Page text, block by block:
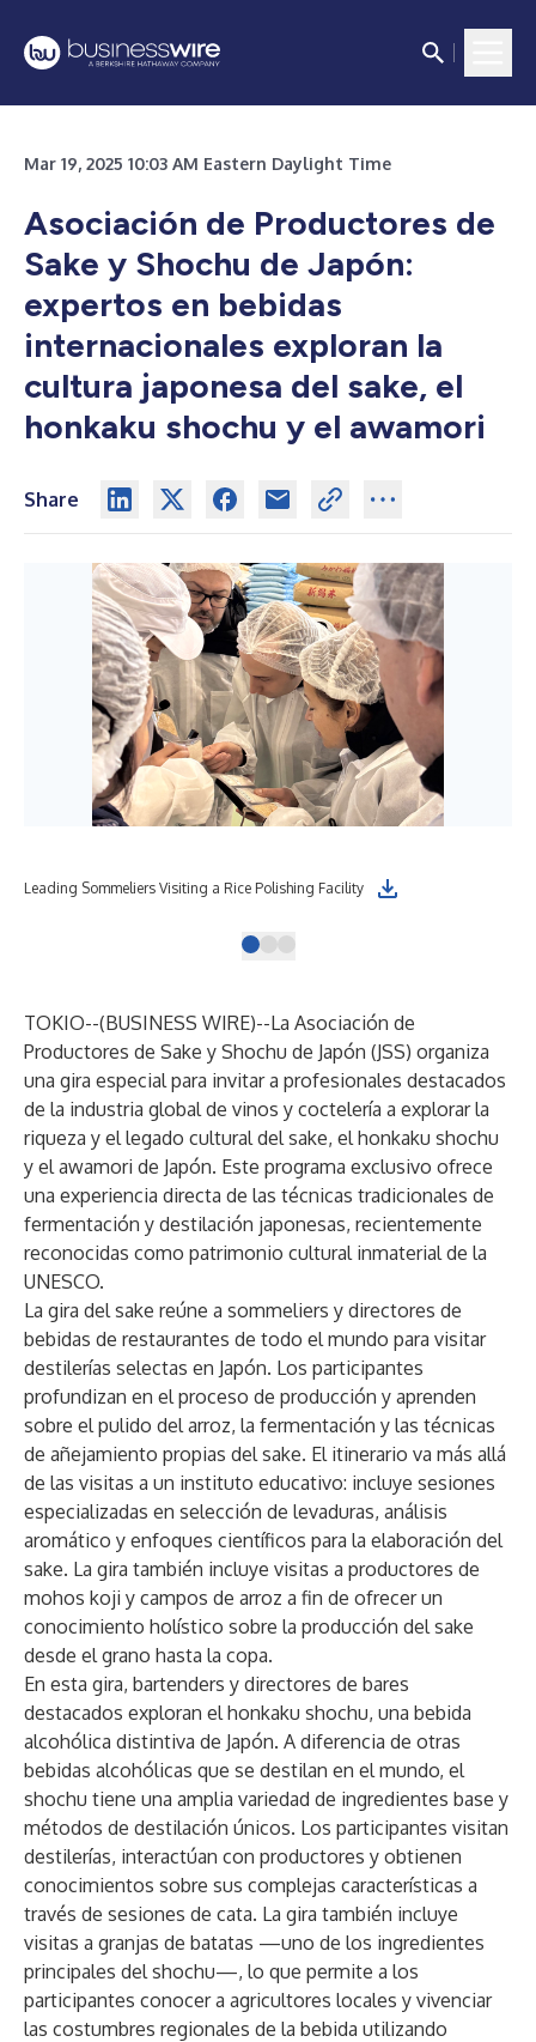
Mar 19, 2025 10:03 AM Eastern Daylight Time
Asociación de Productores de
Sake y Shochu de Japón:
expertos en bebidas
internacionales exploran la
cultura japonesa del sake, el
honkaku shochu y el awamori
Share
Leading Sommeliers Visiting a Rice Polishing Facility
TOKIO--(BUSINESS WIRE)--La Asociación de
Productores de Sake y Shochu de Japón (JSS) organiza
una gira especial para invitar a profesionales destacados
de la industria global de vinos y coctelería a explorar la
riqueza y el legado cultural del sake, el honkaku shochu
y el awamori de Japón. Este programa exclusivo ofrece
una experiencia directa de las técnicas tradicionales de
fermentación y destilación japonesas, recientemente
reconocidas como patrimonio cultural inmaterial de la
UNESCO.
La gira del sake reúne a sommeliers y directores de
bebidas de restaurantes de todo el mundo para visitar
destilerías selectas en Japón. Los participantes
profundizan en el proceso de producción y aprenden
sobre el pulido del arroz, la fermentación y las técnicas
de añejamiento propias del sake. El itinerario va más allá
de las visitas a un instituto educativo: incluye sesiones
especializadas en selección de levaduras, análisis
aromático y enfoques científicos para la elaboración del
sake. La gira también incluye visitas a productores de
mohos koji y campos de arroz a fin de ofrecer un
conocimiento holístico sobre la producción del sake
desde el grano hasta la copa.
En esta gira, bartenders y directores de bares
destacados exploran el honkaku shochu, una bebida
alcohólica distintiva de Japón. A diferencia de otras
bebidas alcohólicas que se destilan en el mundo, el
shochu tiene una amplia variedad de ingredientes base y
métodos de destilación únicos. Los participantes visitan
destilerías, interactúan con productores y obtienen
conocimientos sobre sus complejas características a
través de sesiones de cata. La gira también incluye
visitas a granjas de batatas —uno de los ingredientes
principales del shochu—, lo que permite a los
participantes conocer a agricultores locales y vivenciar
las costumbres regionales de la bebida utilizando